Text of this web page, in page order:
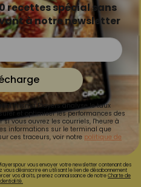
recettes spécial sans
à notre newsletter
Prisma Players analyse le taux
et optimiser les performances des
vous ouvrez les courriels, l'heure à
informations sur le terminal que
ces traceurs, voir notre politique de
vous envoyer votre newsletter contenant des
désinscrire en utilisant le lien de désabonnement
vos droits, prenez connaissance de notreCharte de